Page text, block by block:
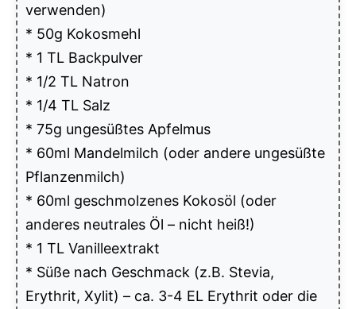
verwenden)
* 50g Kokosmehl
* 1 TL Backpulver
* 1/2 TL Natron
* 1/4 TL Salz
* 75g ungesüßtes Apfelmus
* 60ml Mandelmilch (oder andere ungesüßte
Pflanzenmilch)
* 60ml geschmolzenes Kokosöl (oder
anderes neutrales Öl – nicht heiß!)
* 1 TL Vanilleextrakt
* Süße nach Geschmack (z.B. Stevia,
Erythrit, Xylit) – ca. 3-4 EL Erythrit oder die